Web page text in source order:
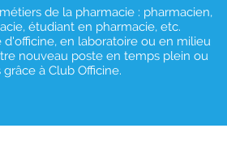
de la pharmacie : pharmacien,
étudiant en pharmacie, etc.
d'officine, en laboratoire ou en milieu
nouveau poste en temps plein ou
à Club Officine.